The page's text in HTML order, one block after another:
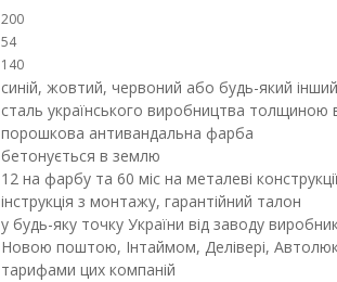
200
54
140
синій, жовтий, червоний або будь-який
сталь українського виробництва толщиною
порошкова антивандальна фарба
бетонується в землю
12 на фарбу та 60 міс на металеві
інструкція з монтажу, гарантійний талон
у будь-яку точку України від заводу
Новою поштою, Інтаймом, Делівері,
тарифами цих компаній